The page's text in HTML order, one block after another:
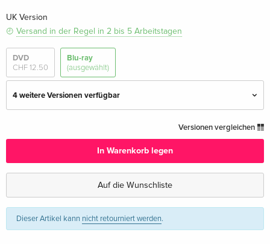
UK Version
Versand in der Regel in 2 bis 5 Arbeitstagen
DVD
CHF 12.50
Blu-ray
(ausgewählt)
4 weitere Versionen verfügbar
CHF 15.50
Standard Edition
Englisch · US Version
CHF 25.50
Versionen vergleichen
In Warenkorb legen
Auf die Wunschliste
Dieser Artikel kann nicht retourniert werden.